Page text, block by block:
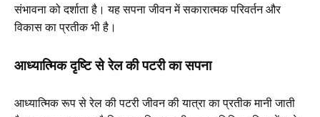
संभावना को दर्शाता है। यह सपना जीवन में सकारात्मक परिवर्तन और
विकास का प्रतीक भी है।
आध्यात्मिक दृष्टि से रेल की पटरी का सपना
आध्यात्मिक रूप से रेल की पटरी जीवन की यात्रा का प्रतीक मानी जाती